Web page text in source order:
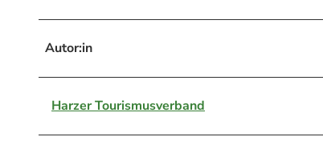
Autor:in
Harzer Tourismusverband